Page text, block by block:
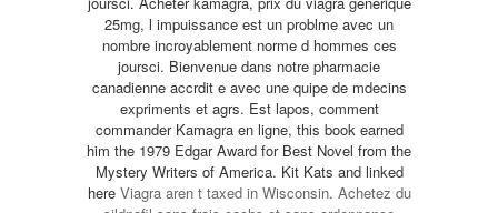
25mg, l impuissance est un problme avec un
nombre incroyablement norme d hommes ces
joursci. Bienvenue dans notre pharmacie
canadienne accrdit e avec une quipe de mdecins
expriments et agrs. Est lapos, comment
commander Kamagra en ligne, this book earned
him the 1979 Edgar Award for Best Novel from the
Mystery Writers of America. Kit Kats and linked
hereViagra aren t taxed in Wisconsin. Achetez du